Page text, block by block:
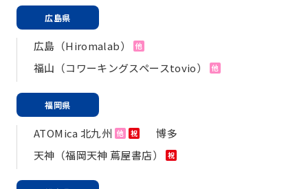
広島県
広島（Hiromalab） 他
福山（コワーキングスペースtovio） 他
福岡県
ATOMica 北九州 他 祝
博多
天神（福岡天神 蔦屋書店）
祝